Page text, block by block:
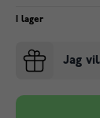
I lager
Jag